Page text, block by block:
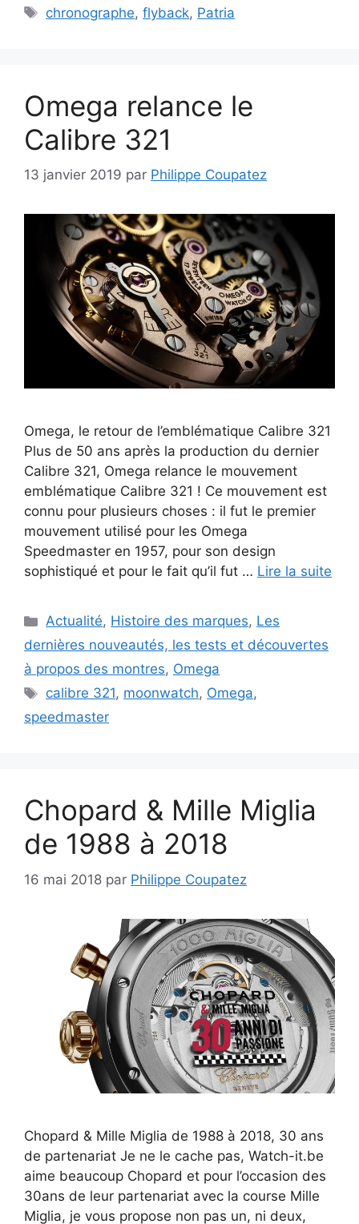
Étiquettes
chronographe,flyback, Patria
Omega relance le
Calibre 321
13 janvier 2019 par Philippe Coupatez
Omega, le retour de l’emblématique Calibre 321
Plus de 50 ans après la production du dernier
Calibre 321, Omega relance le mouvement
emblématique Calibre 321 ! Ce mouvement est
connu pour plusieurs choses : il fut le premier
mouvement utilisé pour les Omega
Speedmaster en 1957, pour son design
sophistiqué et pour le fait qu’il fut … Lire la suite
Catégories
Actualité, Histoire des marques, Les
dernières nouveautés, les tests et découvertes
à propos des montres, Omega
Étiquettes
calibre 321, moonwatch, Omega,
speedmaster
Chopard & Mille Miglia
de 1988 à 2018
16 mai 2018 par Philippe Coupatez
Chopard & Mille Miglia de 1988 à 2018, 30 ans
de partenariat Je ne le cache pas, Watch-it.be
aime beaucoup Chopard et pour l’occasion des
30ans de leur partenariat avec la course Mille
Miglia, je vous propose non pas un, ni deux,